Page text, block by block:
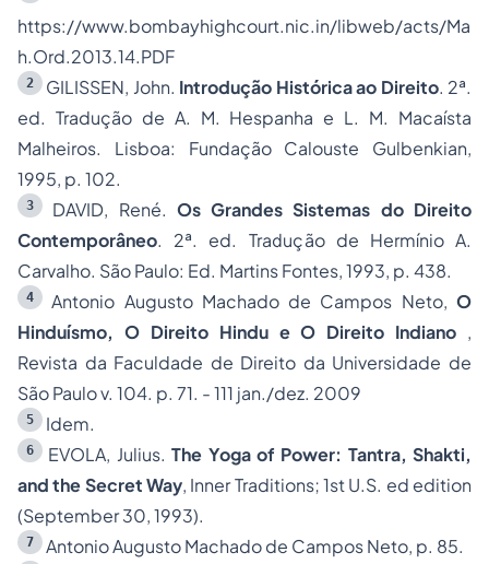
https://www.bombayhighcourt.nic.in/libweb/acts/Ma
h.Ord.2013.14.PDF
2 GILISSEN, John. Introdução Histórica ao Direito. 2ª.
ed. Tradução de A. M. Hespanha e L. M. Macaísta
Malheiros. Lisboa: Fundação Calouste Gulbenkian,
1995, p. 102.
3 DAVID, René. Os Grandes Sistemas do Direito
Contemporâneo. 2ª. ed. Tradução de Hermínio A.
Carvalho. São Paulo: Ed. Martins Fontes, 1993, p. 438.
4 Antonio Augusto Machado de Campos Neto,O
Hinduísmo, O Direito Hindu e O Direito Indiano ,
Revista da Faculdade de Direito da Universidade de
São Paulo v. 104. p. 71. - 111 jan./dez. 2009
5 Idem.
6 EVOLA, Julius.The Yoga of Power: Tantra, Shakti,
and the Secret Way, Inner Traditions; 1st U.S. ed edition
(September 30, 1993).
7 Antonio Augusto Machado de Campos Neto, p. 85.